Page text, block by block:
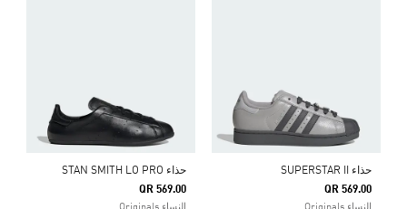
حذاء SUPERSTAR II
QR 569.00
حذاء STAN SMITH LO PRO
QR 569.00